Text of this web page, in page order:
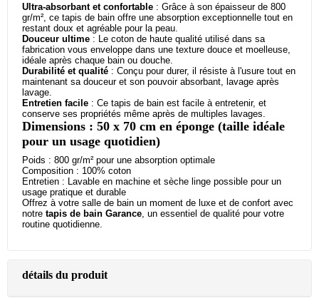
Ultra-absorbant et confortable : Grâce à son épaisseur de 800
gr/m², ce tapis de bain offre une absorption exceptionnelle tout en
restant doux et agréable pour la peau.
Douceur ultime : Le coton de haute qualité utilisé dans sa
fabrication vous enveloppe dans une texture douce et moelleuse,
idéale après chaque bain ou douche.
Durabilité et qualité : Conçu pour durer, il résiste à l'usure tout en
maintenant sa douceur et son pouvoir absorbant, lavage après
lavage.
Entretien facile : Ce tapis de bain est facile à entretenir, et
conserve ses propriétés même après de multiples lavages.
Dimensions : 50 x 70 cm en éponge (taille idéale
pour un usage quotidien)
Poids : 800 gr/m² pour une absorption optimale
Composition : 100% coton
Entretien : Lavable en machine et sèche linge possible pour un
usage pratique et durable
Offrez à votre salle de bain un moment de luxe et de confort avec
notre tapis de bain Garance , un essentiel de qualité pour votre
routine quotidienne.
détails du produit